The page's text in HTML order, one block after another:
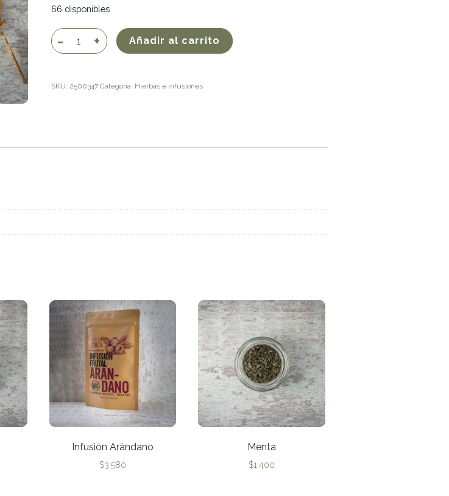
66 disponibles
Tilo
cantidad
Añadir al carrito
SKU: 2500347 Categoría: Hierbas e infusiones
Infusión Arándano
$3.580
Menta
$1.400